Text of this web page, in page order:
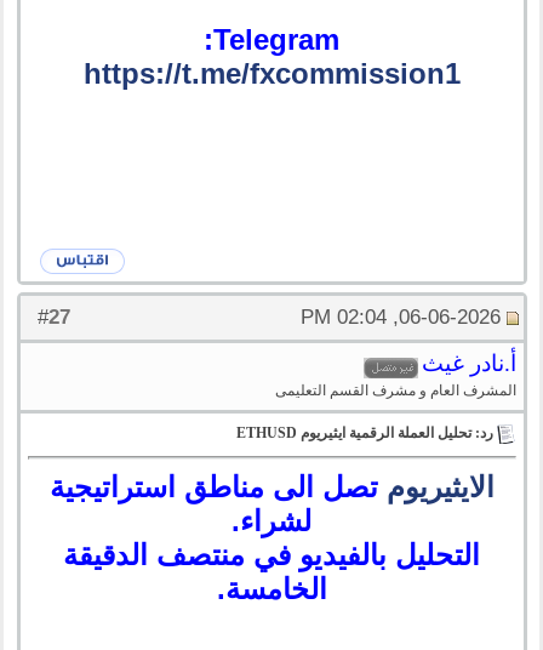
Telegram:
https://t.me/fxcommission1
#
27 06-06-2026, 02:04 PM
أ.نادر غيث
المشرف العام و مشرف القسم التعليمى
رد: تحليل العملة الرقمية ايثيريوم ETHUSD
الايثيريوم تصل الى مناطق استراتيجية
لشراء.
التحليل بالفيديو في منتصف الدقيقة
الخامسة.